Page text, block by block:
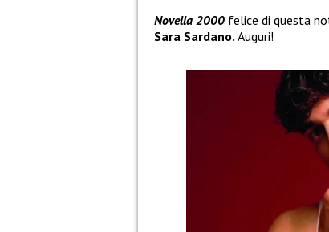
Novella 2000 felice di questa
Sara Sardano. Auguri!